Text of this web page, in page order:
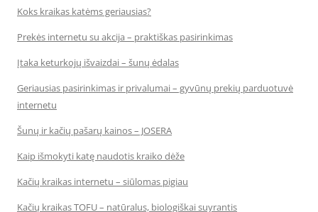
Koks kraikas katėms geriausias?
Prekės internetu su akcija – praktiškas pasirinkimas
Įtaka keturkojų išvaizdai – šunų ėdalas
Geriausias pasirinkimas ir privalumai – gyvūnų prekių parduotuvė
internetu
Šunų ir kačių pašarų kainos – JOSERA
Kaip išmokyti katę naudotis kraiko dėže
Kačių kraikas internetu – siūlomas pigiau
Kačių kraikas TOFU – natūralus, biologiškai suyrantis